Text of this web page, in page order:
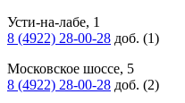
Усти-на-лабе, 1
8 (4922) 28-00-28 доб. (1)
Московское шоссе, 5
8 (4922) 28-00-28 доб. (2)